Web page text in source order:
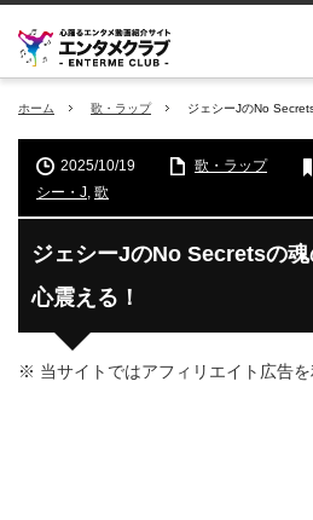
ホーム 歌・ラップ ジェシーJのNo
2025/10/19 歌・ラップ
シー・J, 歌
ジェシーJのNo Secretsの
心震える！
※ 当サイトではアフィリエイト広告